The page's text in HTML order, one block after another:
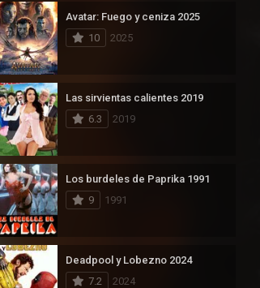
Avatar: Fuego y ceniza 2025
10
2025
Las sirvientas calientes 2019
6.3
2019
Los burdeles de Paprika 1991
9
1991
Deadpool y Lobezno 2024
7.2
2024